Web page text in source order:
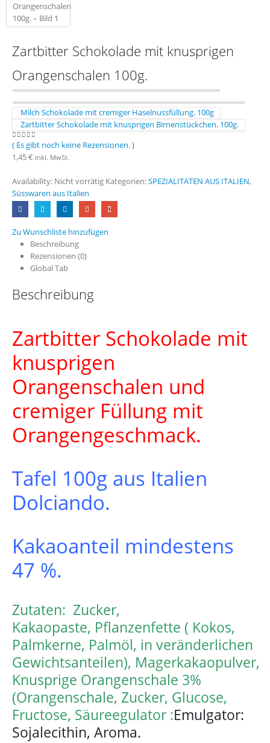
Zartbitter Schokolade mit knusprigen
Orangenschalen 100g.
Milch Schokolade mit cremiger Haselnussfüllung. 100g
Zartbitter Schokolade mit knusprigen Birnenstückchen. 100g.
0 out of 5
( Es gibt noch keine Rezensionen. )
1,45€ inkl. MwSt.
Availability: Nicht vorrätig Kategorien:SPEZIALITÄTEN AUS ITALIEN,
Süsswaren aus Italien
Zu Wunschliste hinzufügen
Beschreibung
Rezensionen (0)
Global Tab
Beschreibung
Zartbitter Schokolade mit
knusprigen
Orangenschalen und
cremiger Füllung mit
Orangengeschmack.
Tafel 100g aus Italien
Dolciando.
Kakaoanteil mindestens
47 %.
Zutaten: Zucker,
Kakaopaste, Pflanzenfette ( Kokos,
Palmkerne, Palmöl, in veränderlichen
Gewichtsanteilen), Magerkakaopulver,
Knusprige Orangenschale 3%
(Orangenschale, Zucker, Glucose,
Fructose, Säureegulator :Emulgator:
Sojalecithin, Aroma.